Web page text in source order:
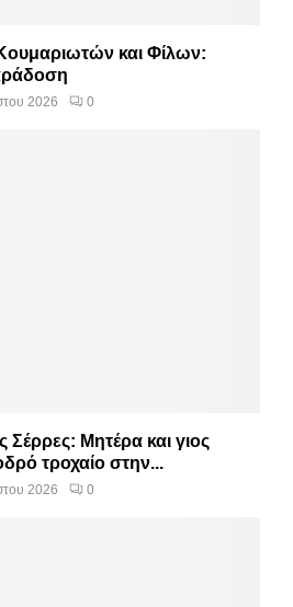
και Φίλων:
2026 0
Σέρρες: Μητέρα και γιος
τροχαίο στην...
2026 0